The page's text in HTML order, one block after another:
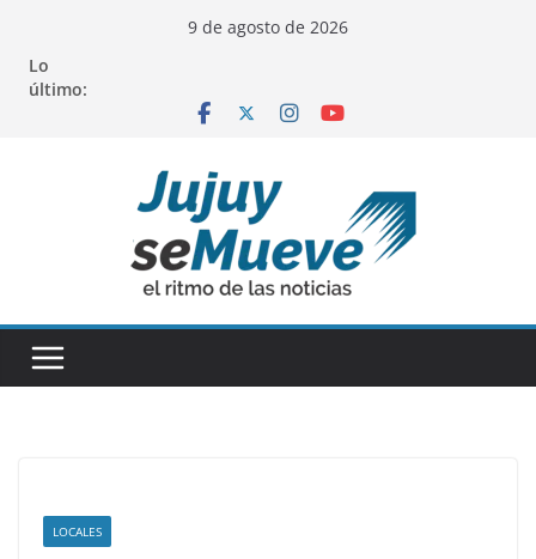
contenido
9 de agosto de 2026
Lo
último:
LOCALES